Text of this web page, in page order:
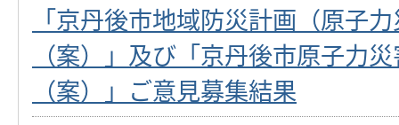
「京丹後市地域防災計画（原子
（案）」及び「京丹後市原子力
（案）」ご意見募集結果